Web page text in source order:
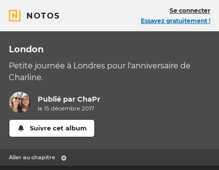
NOTOS
Se connecter
Essayez gratuitement !
London
Petite journée à Londres pour l'anniversaire de
Charline.
Publié parChaPr
le 15 décembre 2017
Suivre cet album
Aller au chapitre